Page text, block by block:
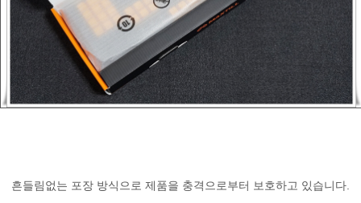
흔들림없는 포장 방식으로 제품을 충격으로부터 보호하고 있습니다.